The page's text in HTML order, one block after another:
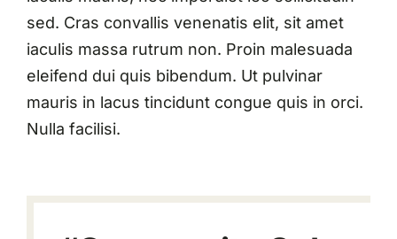
sed. Cras convallis venenatis elit, sit amet
iaculis massa rutrum non. Proin malesuada
eleifend dui quis bibendum. Ut pulvinar
mauris in lacus tincidunt congue quis in orci.
Nulla facilisi.